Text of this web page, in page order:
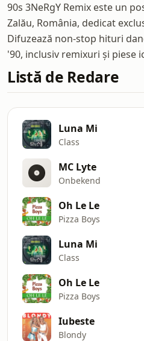
90s 3NeRgY Remix este un
Zalău, România, dedicat
Difuzează non-stop hituri
'90, inclusiv remixuri și piese
Listă de Redare
Luna Mi
Class
MC Lyte
Onbekend
Oh Le Le
Pizza Boys
Luna Mi
Class
Oh Le Le
Pizza Boys
Iubeste
Blondy